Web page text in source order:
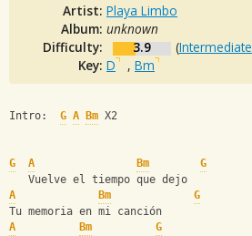
Artist: Playa Limbo
Album: unknown
Difficulty:
3.9 (Intermediate
Key: D , Bm
Intro: G A Bm X2
G A Bm
G
   Vuelve el tiempo que dejo
A
Bm
G
Tu memoria en mi canción
A
Bm
G